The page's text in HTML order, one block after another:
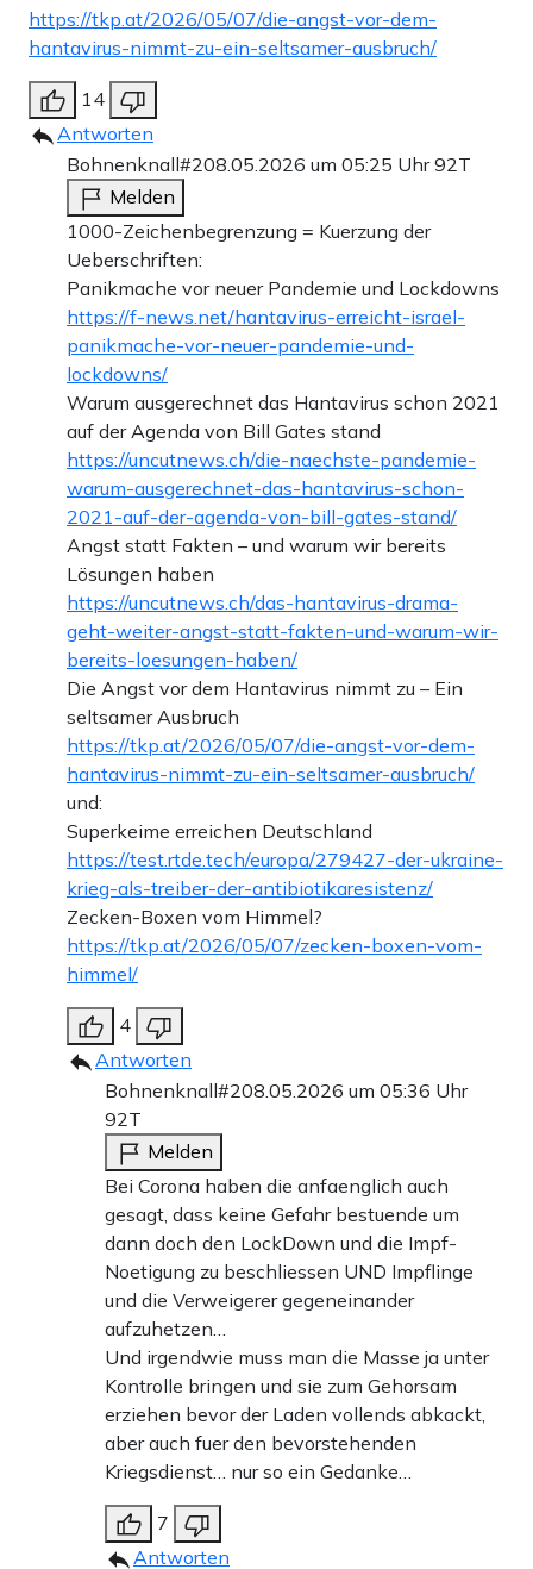
https://tkp.at/2026/05/07/die-angst-vor-dem-
hantavirus-nimmt-zu-ein-seltsamer-ausbruch/
14
Antworten
Bohnenknall#208.05.2026 um 05:25 Uhr92T
Melden
1000-Zeichenbegrenzung = Kuerzung der
Ueberschriften:
Panikmache vor neuer Pandemie und Lockdowns
https://f-news.net/hantavirus-erreicht-israel-
panikmache-vor-neuer-pandemie-und-
lockdowns/
Warum ausgerechnet das Hantavirus schon 2021
auf der Agenda von Bill Gates stand
https://uncutnews.ch/die-naechste-pandemie-
warum-ausgerechnet-das-hantavirus-schon-
2021-auf-der-agenda-von-bill-gates-stand/
Angst statt Fakten – und warum wir bereits
Lösungen haben
https://uncutnews.ch/das-hantavirus-drama-
geht-weiter-angst-statt-fakten-und-warum-wir-
bereits-loesungen-haben/
Die Angst vor dem Hantavirus nimmt zu – Ein
seltsamer Ausbruch
https://tkp.at/2026/05/07/die-angst-vor-dem-
hantavirus-nimmt-zu-ein-seltsamer-ausbruch/
und:
Superkeime erreichen Deutschland
https://test.rtde.tech/europa/279427-der-ukraine-
krieg-als-treiber-der-antibiotikaresistenz/
Zecken-Boxen vom Himmel?
https://tkp.at/2026/05/07/zecken-boxen-vom-
himmel/
4
Antworten
Bohnenknall#208.05.2026 um 05:36 Uhr
92T
Melden
Bei Corona haben die anfaenglich auch
gesagt, dass keine Gefahr bestuende um
dann doch den LockDown und die Impf-
Noetigung zu beschliessen UND Impflinge
und die Verweigerer gegeneinander
aufzuhetzen…
Und irgendwie muss man die Masse ja unter
Kontrolle bringen und sie zum Gehorsam
erziehen bevor der Laden vollends abkackt,
aber auch fuer den bevorstehenden
Kriegsdienst… nur so ein Gedanke…
7
Antworten